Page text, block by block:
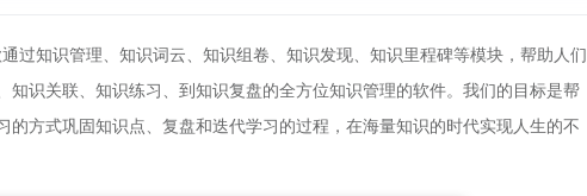
知识管理、知识词云、知识组卷、知识发现、知识里程碑等模块，帮助人们
知识关联、知识练习、到知识复盘的全方位知识管理的软件。我们的目标是帮
的方式巩固知识点、复盘和迭代学习的过程，在海量知识的时代实现人生的不